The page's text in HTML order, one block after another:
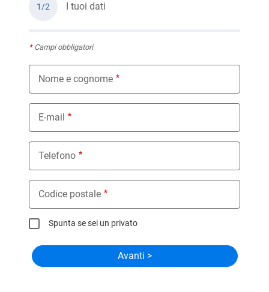
1/2 I tuoi dati
*Campi obbligatori
Nome e cognome
E-mail
Telefono
Codice postale
Spunta se sei un privato